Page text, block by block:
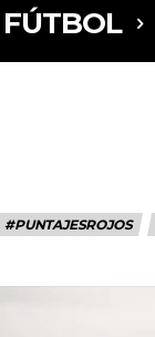
FÚTBOL
#PUNTAJESROJOS